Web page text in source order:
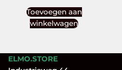
Toevoegen aan
winkelwagen
ELMO.STORE